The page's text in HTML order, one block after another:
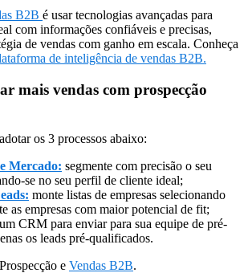
B2B é usar tecnologias avançadas para
com informações confiáveis e precisas,
de vendas com ganho em escala. Conheça
de inteligência de vendas B2B.
mais vendas com prospecção
os 3 processos abaixo:
Mercado: segmente com precisão o seu
se no seu perfil de cliente ideal;
monte listas de empresas selecionando
as empresas com maior potencial de fit;
CRM para enviar para sua equipe de pré-
os leads pré-qualificados.
e Vendas B2B.